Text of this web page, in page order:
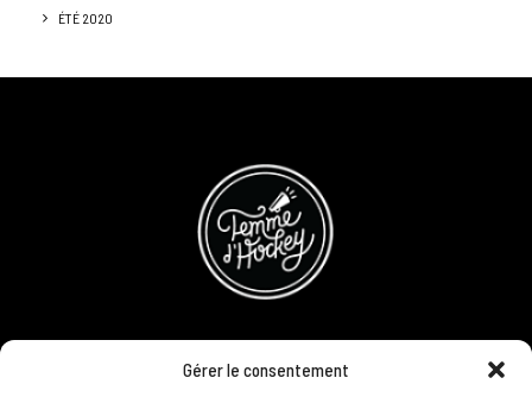
Gérer le consentement
ÉTÉ 2020
CONCOURS